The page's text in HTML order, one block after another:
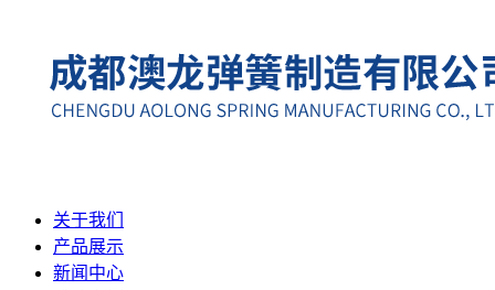
关于我们
产品展示
新闻中心